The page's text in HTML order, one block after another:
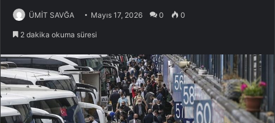
ÜMİT SAVĞA Mayıs 17, 2026 0 0
2 dakika okuma süresi